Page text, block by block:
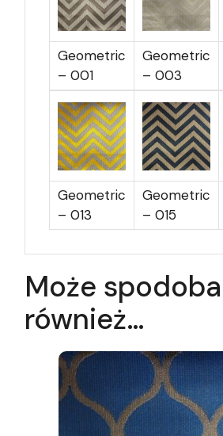
Geometric
– 001
Geometric
– 003
Geometric
– 013
Geometric
– 015
Może
również…